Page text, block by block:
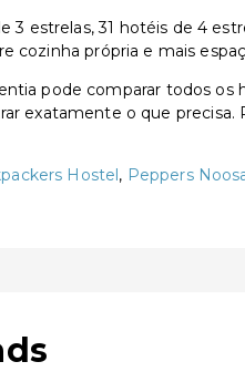
estrelas, 31 hotéis de 4
cozinha própria e mais
pode comparar todos os
exatamente o que precisa.
Hostel, Peppers